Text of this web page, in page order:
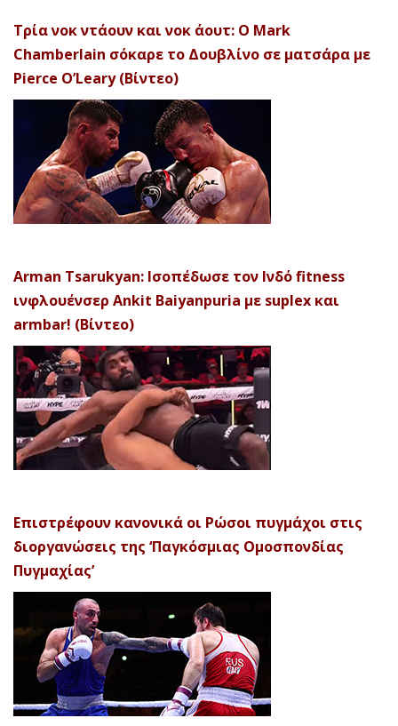
Τρία νοκ ντάουν και νοκ άουτ: Ο Mark
Chamberlain σόκαρε το Δουβλίνο σε ματσάρα με
Pierce O’Leary (Βίντεο)
Arman Tsarukyan: Ισοπέδωσε τον Ινδό fitness
ινφλουένσερ Ankit Baiyanpuria με suplex και
armbar! (Βίντεο)
Επιστρέφουν κανονικά οι Ρώσοι πυγμάχοι στις
διοργανώσεις της ‘Παγκόσμιας Ομοσπονδίας
Πυγμαχίας’